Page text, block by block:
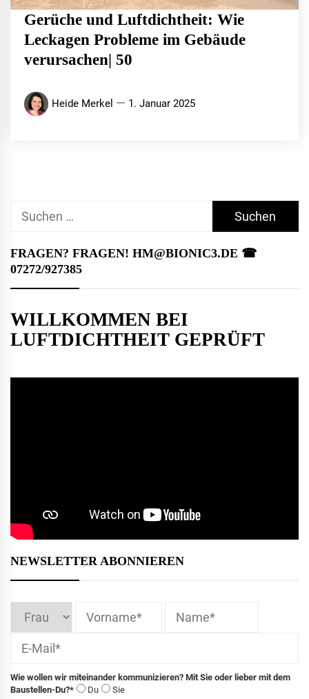
Gerüche und Luftdichtheit: Wie
Leckagen Probleme im Gebäude
verursachen| 50
Heide Merkel 1. Januar 2025
Suchen
FRAGEN? FRAGEN! HM@BIONIC3.DE ☎︎
07272/927385
WILLKOMMEN BEI
LUFTDICHTHEIT GEPRÜFT
NEWSLETTER ABONNIEREN
Wie wollen wir miteinander kommunizieren? Mit Sie oder lieber mit dem
Baustellen-Du?*
Du
Sie